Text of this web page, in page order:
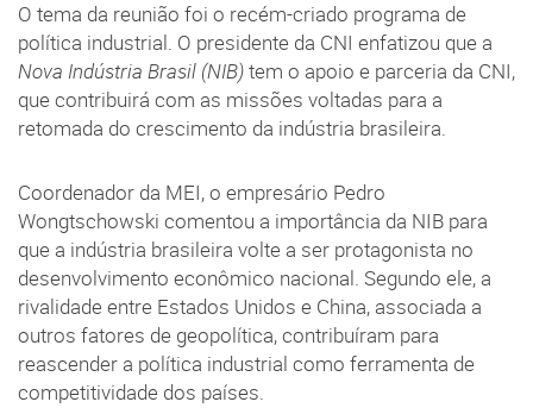
O tema da reunião foi o recém-criado programa de
política industrial. O presidente da CNI enfatizou que a
Nova Indústria Brasil (NIB)tem o apoio e parceria da CNI,
que contribuirá com as missões voltadas para a
retomada do crescimento da indústria brasileira.
Coordenador da MEI, o empresário Pedro
Wongtschowski comentou a importância da NIB para
que a indústria brasileira volte a ser protagonista no
desenvolvimento econômico nacional. Segundo ele, a
rivalidade entre Estados Unidos e China, associada a
outros fatores de geopolítica, contribuíram para
reascender a política industrial como ferramenta de
competitividade dos países.